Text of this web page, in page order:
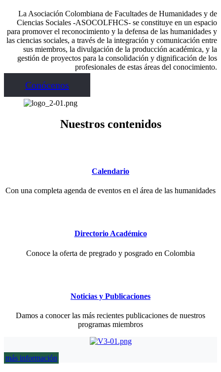
La Asociación Colombiana de Facultades de Humanidades y de
Ciencias Sociales -ASOCOLFHCS- se constituye en un espacio
para promover el reconocimiento y la defensa de las humanidades y
las ciencias sociales, a través de la integración y comunicación entre
sus miembros, la divulgación de la producción académica, y la
gestión de proyectos para la consolidación y dignificación de los
profesionales de estas áreas del conocimiento.
Conócenos
Nuestros contenidos
Calendario
Con una completa agenda de eventos en el área de las humanidades
Directorio Académico
Conoce la oferta de pregrado y posgrado en Colombia
Noticias y Publicaciones
Damos a conocer las más recientes publicaciones de nuestros
programas miembros
más información